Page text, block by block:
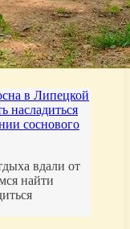
в Липецкой
насладиться
соснового
вдали от
найти